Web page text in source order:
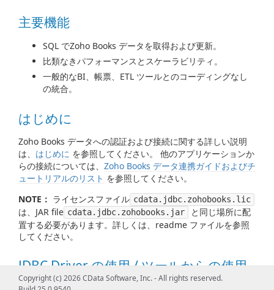
主要機能
SQL でZoho Books データを取得および更新。
比類なきパフォーマンスとスケーラビリティ。
一般的なBI、帳票、ETL ツールとのコーディングなし
の統合。
はじめに
Zoho Books データへの認証および接続に関する詳しい説明
は、 はじめに を参照してください。 他のアプリケーションか
らの接続については、 Zoho Books データ連携ガイドおよびチ
ュートリアルのリスト を参照してください。
NOTE： ライセンスファイル cdata.jdbc.zohobooks.lic
は、JAR file cdata.jdbc.zohobooks.jar
と同じ場所に配
置する必要があります。詳しくは、readme ファイルを参照
してください。
JDBC Driver の使用 / ツールからの使用
Copyright (c) 2026 CData Software, Inc. - All rights reserved.